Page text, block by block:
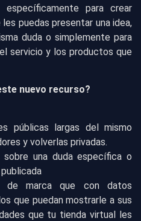
específicamente para crear
puedas presentar una idea,
duda o simplemente para
servicio y los productos que
nuevo recurso?
públicas largas del mismo
y volverlas privadas.
sobre una duda específica o
de marca que con datos
que puedan mostrarle a sus
que tu tienda virtual les